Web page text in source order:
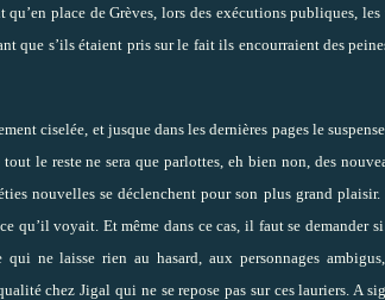
place de Grèves, lors des exécutions publiques, les
que s’ils étaient pris sur le fait ils encourraient des
ciselée, et jusque dans les dernières pages le
le reste ne sera que parlottes, eh bien non, des
nouvelles se déclenchent pour son plus grand
voyait. Et même dans ce cas, il faut se demander si
ne laisse rien au hasard, aux personnages
chez Jigal qui ne se repose pas sur ces lauriers. A